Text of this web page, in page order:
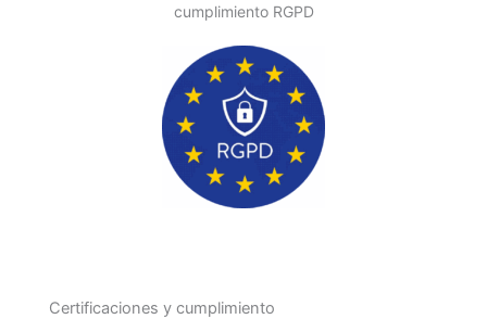
cumplimiento RGPD
Certificaciones y cumplimiento